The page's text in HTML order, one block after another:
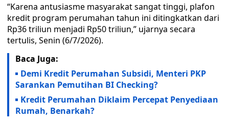
“Karena antusiasme masyarakat sangat tinggi, plafon
kredit program perumahan tahun ini ditingkatkan dari
Rp36 triliun menjadi Rp50 triliun,” ujarnya secara
tertulis, Senin (6/7/2026).
Baca Juga:
Demi Kredit Perumahan Subsidi, Menteri PKP
Sarankan Pemutihan BI Checking?
Kredit Perumahan Diklaim Percepat Penyediaan
Rumah, Benarkah?